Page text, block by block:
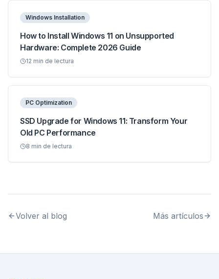
Windows Installation
How to Install Windows 11 on Unsupported
Hardware: Complete 2026 Guide
12 min de lectura
PC Optimization
SSD Upgrade for Windows 11: Transform Your
Old PC Performance
8 min de lectura
Volver al blog Más artículos